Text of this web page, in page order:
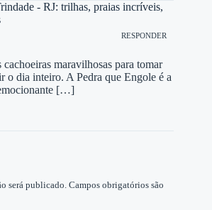
- RJ: trilhas, praias incríveis,
RESPONDER
maravilhosas para tomar
o dia inteiro. A Pedra que Engole é a
[…]
será publicado. Campos obrigatórios são